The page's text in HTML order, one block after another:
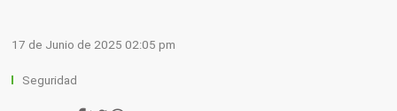
17 de Junio de 2025 02:05 pm
Seguridad